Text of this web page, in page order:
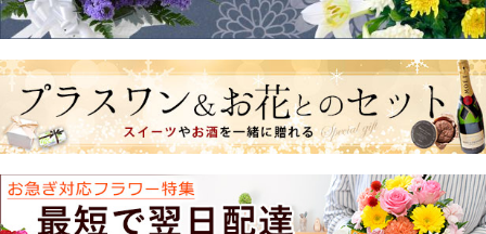
パレット
3,690円 （税込）
36P (1.0%)
そのままブーケ
4,310円（税込）
43P (1.0%)
ボックスフラワー
4,200円（税込）
42P (1.0%)